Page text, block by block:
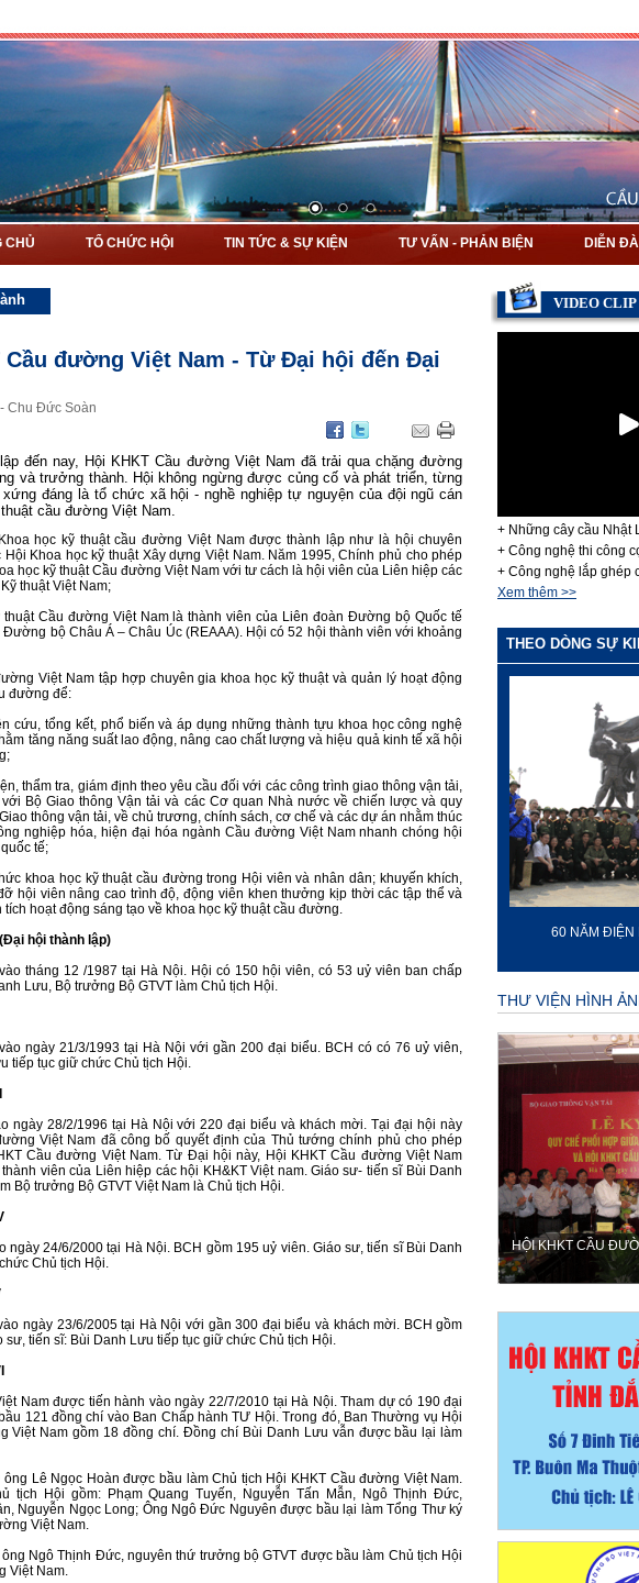
CHỦ TỔ CHỨC HỘI TIN TỨC & SỰ KIỆN TƯ VẤN - PHẢN BIỆN DIỄN
Cầu đường Việt Nam - Từ Đại hội đến Đại
- Chu Đức Soàn
đến nay, Hội KHKT Cầu đường Việt Nam đã trải qua chặng đường
và trưởng thành. Hội không ngừng được củng cố và phát triển, từng
đáng là tổ chức xã hội - nghề nghiệp tự nguyện của đội ngũ cán
cầu đường Việt Nam.
học kỹ thuật cầu đường Việt Nam được thành lập như là hội chuyên
Hội Khoa học kỹ thuật Xây dựng Việt Nam. Năm 1995, Chính phủ cho phép
học kỹ thuật Cầu đường Việt Nam với tư cách là hội viên của Liên hiệp các
thuật Việt Nam;
thuật Cầu đường Việt Nam là thành viên của Liên đoàn Đường bộ Quốc tế
Đường bộ Châu Á – Châu Úc (REAAA). Hội có 52 hội thành viên với khoảng
Việt Nam tập hợp chuyên gia khoa học kỹ thuật và quản lý hoạt động
đường để:
cứu, tổng kết, phổ biến và áp dụng những thành tựu khoa học công nghệ
tăng năng suất lao động, nâng cao chất lượng và hiệu quả kinh tế xã hội
thẩm tra, giám định theo yêu cầu đối với các công trình giao thông vận tải,
Bộ Giao thông Vận tải và các Cơ quan Nhà nước về chiến lược và quy
thông vận tải, về chủ trương, chính sách, cơ chế và các dự án nhằm thúc
nghiệp hóa, hiện đại hóa ngành Cầu đường Việt Nam nhanh chóng hội
tế;
khoa học kỹ thuật cầu đường trong Hội viên và nhân dân; khuyến khích,
hội viên nâng cao trình độ, động viên khen thưởng kịp thời các tập thể và
tích hoạt động sáng tạo về khoa học kỹ thuật cầu đường.
hội thành lập)
tháng 12 /1987 tại Hà Nội. Hội có 150 hội viên, có 53 uỷ viên ban chấp
Lưu, Bộ trưởng Bộ GTVT làm Chủ tịch Hội.
ngày 21/3/1993 tại Hà Nội với gần 200 đại biểu. BCH có có 76 uỷ viên,
tiếp tục giữ chức Chủ tịch Hội.
ngày 28/2/1996 tại Hà Nội với 220 đại biểu và khách mời. Tại đại hội này
Việt Nam đã công bố quyết định của Thủ tướng chính phủ cho phép
Cầu đường Việt Nam. Từ Đại hội này, Hội KHKT Cầu đường Việt Nam
viên của Liên hiệp các hội KH&KT Việt nam. Giáo sư- tiến sĩ Bùi Danh
Bộ trưởng Bộ GTVT Việt Nam là Chủ tịch Hội.
ngày 24/6/2000 tại Hà Nội. BCH gồm 195 uỷ viên. Giáo sư, tiến sĩ Bùi Danh
Chủ tịch Hội.
ngày 23/6/2005 tại Hà Nội với gần 300 đại biểu và khách mời. BCH gồm
sư, tiến sĩ: Bùi Danh Lưu tiếp tục giữ chức Chủ tịch Hội.
Nam được tiến hành vào ngày 22/7/2010 tại Hà Nội. Tham dự có 190 đại
121 đồng chí vào Ban Chấp hành TƯ Hội. Trong đó, Ban Thường vụ Hội
Việt Nam gồm 18 đồng chí. Đồng chí Bùi Danh Lưu vẫn được bầu lại làm
ông Lê Ngọc Hoàn được bầu làm Chủ tịch Hội KHKT Cầu đường Việt Nam.
tịch Hội gồm: Phạm Quang Tuyến, Nguyễn Tấn Mẫn, Ngô Thịnh Đức,
Nguyễn Ngọc Long; Ông Ngô Đức Nguyên được bầu lại làm Tổng Thư ký
Việt Nam.
Ngô Thịnh Đức, nguyên thứ trưởng bộ GTVT được bầu làm Chủ tịch Hội
Việt Nam.
VIDEO CLIP
+ Những cây cầu Nhật
+ Công nghệ thi công
+ Công nghệ lắp ghép
Xem thêm >>
THEO DÒNG SỰ
70 NĂM GTVT VIỆT NAM (1945 -
2015)
60 NĂM ĐIỆN
THƯ VIỆN HÌNH
HỘI KHKT CẦU